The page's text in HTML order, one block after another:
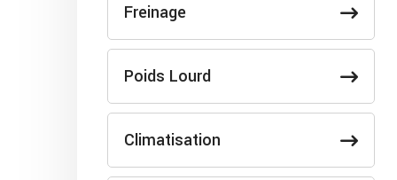
Freinage
Poids Lourd
Climatisation